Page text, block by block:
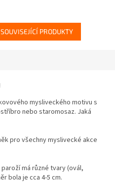
PRODUKTY
mysliveckého motivu s
nebo staromosaz. Jaká
pro všechny myslivecké akce
má různé tvary (ovál,
bola je cca 4-5 cm.